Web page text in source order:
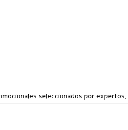
seleccionados por